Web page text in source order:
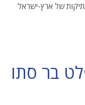
של ארץ-ישראל
בר סתו